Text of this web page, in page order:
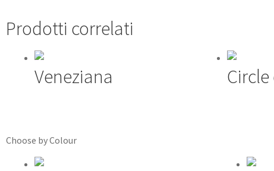
Prodotti correlati
Veneziana
Choose by Colour